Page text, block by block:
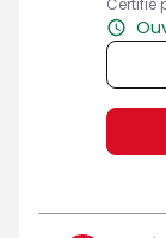
Certifié